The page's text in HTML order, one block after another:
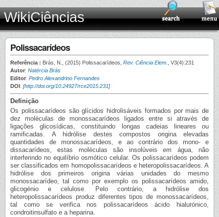
WikiCiências
Polissacarídeos
Referência : Brás, N., (2015) Polissacarídeos, Rev. Ciência Elem.
, V3(4):231
Autor: Natércia Brás
Editor: Pedro Alexandrino Fernandes
DOI: [http://doi.org/10.24927/rce2015.231]
Definição
Os polissacarídeos são glícidos hidrolisáveis formados por mais de
dez moléculas de monossacarídeos ligados entre si através de
ligações glicosídicas, constituindo longas cadeias lineares ou
ramificadas. A hidrólise destes compostos origina elevadas
quantidades de monossacarídeos, e ao contrário dos mono- e
dissacarídeos, estas moléculas são insolúveis em água, não
interferindo no equilíbrio osmótico celular. Os polissacarídeos podem
ser classificados em homopolissacarídeos e heteropolissacarídeos. A
hidrólise dos primeiros origina várias unidades do mesmo
monossacarídeo, tal como por exemplo os polissacarídeos amido,
glicogénio e celulose. Pelo contrário, a hidrólise dos
heteropolissacarídeos produz diferentes tipos de monossacarídeos,
tal como se verifica nos polissacarídeos ácido hialurónico,
condroitinsulfato e a heparina.